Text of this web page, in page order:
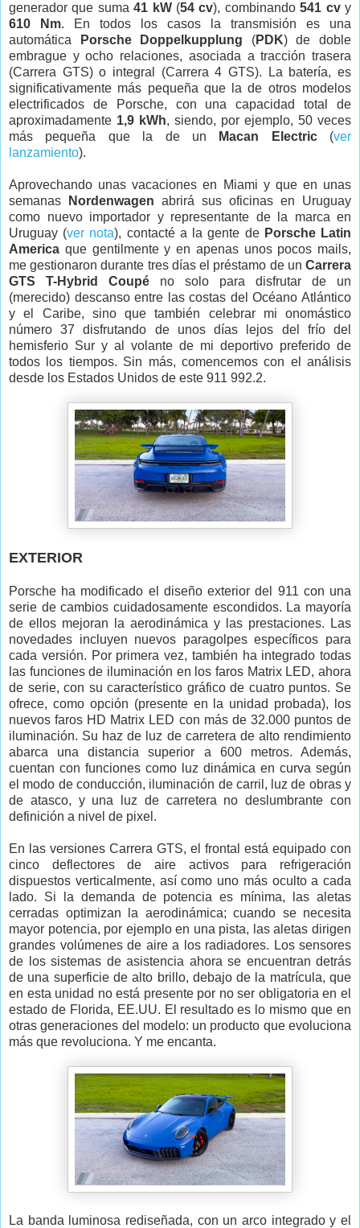
generador que suma41 kW(54 cv), combinando541 cvy
610 Nm. En todos los casos la transmisión es una
automática
Porsche Doppelkupplung (PDK) de doble
embrague y ocho relaciones, asociada a tracción trasera
(Carrera GTS) o integral (Carrera 4 GTS). La batería, es
significativamente más pequeña que la de otros modelos
electrificados de Porsche, con una capacidad total de
aproximadamente 1,9 kWh, siendo, por ejemplo, 50 veces
más pequeña que la de un
Macan Electric(ver
lanzamiento).
Aprovechando unas vacaciones en Miami y que en unas
semanas
Nordenwagen abrirá sus oficinas en Uruguay
como nuevo importador y representante de la marca en
Uruguay (ver nota), contacté a la gente de Porsche Latin
America que gentilmente y en apenas unos pocos mails,
me gestionaron durante tres días el préstamo de un Carrera
GTS T-Hybrid Coupé no solo para disfrutar de un
(merecido) descanso entre las costas del Océano Atlántico
y el Caribe, sino que también celebrar mi onomástico
número 37 disfrutando de unos días lejos del frío del
hemisferio Sur y al volante de mi deportivo preferido de
todos los tiempos. Sin más, comencemos con el análisis
desde los Estados Unidos de este 911 992.2.
EXTERIOR
Porsche ha modificado el diseño exterior del 911 con una
serie de cambios cuidadosamente escondidos. La mayoría
de ellos mejoran la aerodinámica y las prestaciones. Las
novedades incluyen nuevos paragolpes específicos para
cada versión. Por primera vez, también ha integrado todas
las funciones de iluminación en los faros Matrix LED, ahora
de serie, con su característico gráfico de cuatro puntos. Se
ofrece, como opción (presente en la unidad probada), los
nuevos faros HD Matrix LED con más de 32.000 puntos de
iluminación. Su haz de luz de carretera de alto rendimiento
abarca una distancia superior a 600 metros. Además,
cuentan con funciones como luz dinámica en curva según
el modo de conducción, iluminación de carril, luz de obras y
de atasco, y una luz de carretera no deslumbrante con
definición a nivel de pixel.
En las versiones Carrera GTS, el frontal está equipado con
cinco deflectores de aire activos para refrigeración
dispuestos verticalmente, así como uno más oculto a cada
lado. Si la demanda de potencia es mínima, las aletas
cerradas optimizan la aerodinámica; cuando se necesita
mayor potencia, por ejemplo en una pista, las aletas dirigen
grandes volúmenes de aire a los radiadores. Los sensores
de los sistemas de asistencia ahora se encuentran detrás
de una superficie de alto brillo, debajo de la matrícula, que
en esta unidad no está presente por no ser obligatoria en el
estado de Florida, EE.UU. El resultado es lo mismo que en
otras generaciones del modelo: un producto que evoluciona
más que revoluciona. Y me encanta.
La banda luminosa rediseñada, con un arco integrado y el